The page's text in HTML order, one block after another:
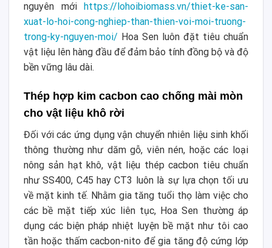
nguyên mới
https://lohoibiomass.vn/thiet-ke-san-
xuat-lo-hoi-cong-nghiep-than-thien-voi-moi-truong-
trong-ky-nguyen-moi/ Hoa Sen luôn đặt tiêu chuẩn
vật liệu lên hàng đầu để đảm bảo tính đồng bộ và độ
bền vững lâu dài.
Thép hợp kim cacbon cao chống mài mòn
cho vật liệu khô rời
Đối với các ứng dụng vận chuyển nhiên liệu sinh khối
thông thường như dăm gỗ, viên nén, hoặc các loại
nông sản hạt khô, vật liệu thép cacbon tiêu chuẩn
như SS400, C45 hay CT3 luôn là sự lựa chọn tối ưu
về mặt kinh tế. Nhằm gia tăng tuổi thọ làm việc cho
các bề mặt tiếp xúc liên tục, Hoa Sen thường áp
dụng các biện pháp nhiệt luyện bề mặt như tôi cao
tần hoặc thấm cacbon-nito để gia tăng độ cứng lớp